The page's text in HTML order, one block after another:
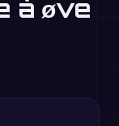
å øve